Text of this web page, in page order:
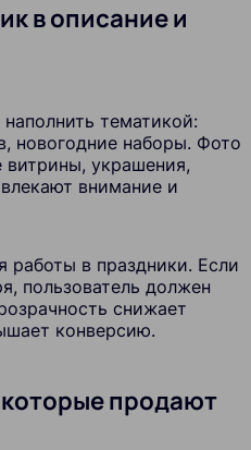
в описание и
тематикой:
новогодние наборы. Фото
украшения,
внимание и
работы в праздники. Если
пользователь должен
снижает
конверсию.
продают